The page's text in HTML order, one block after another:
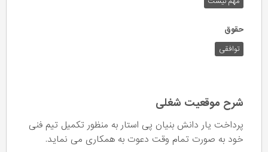
حقوق
توافقی
شرح موقعیت شغلی
پرداخت یار دانش بنیان پی استار به منظور تکمیل تیم فنی
خود به صورت تمام وقت دعوت به همکاری می نماید.